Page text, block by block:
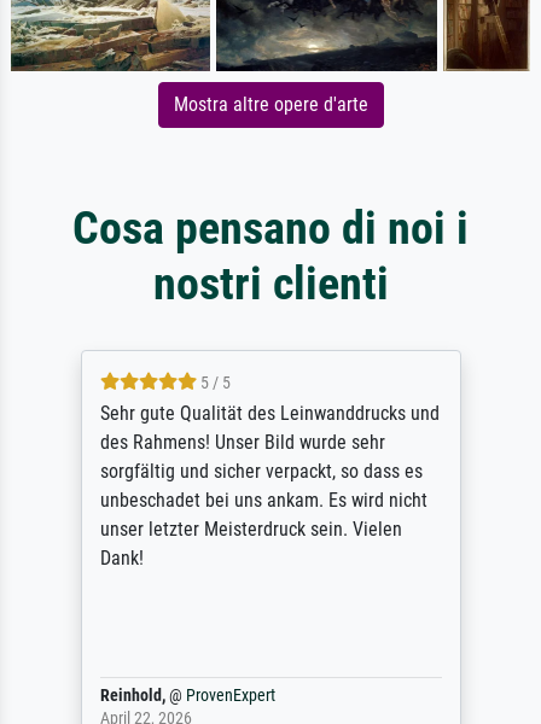
Mostra altre opere d'arte
Cosa pensano di noi i
nostri clienti
5 / 5
Sehr gute Qualität des Leinwanddrucks und
des Rahmens! Unser Bild wurde sehr
sorgfältig und sicher verpackt, so dass es
unbeschadet bei uns ankam. Es wird nicht
unser letzter Meisterdruck sein. Vielen
Dank!
Reinhold,@ ProvenExpert
April 22, 2026